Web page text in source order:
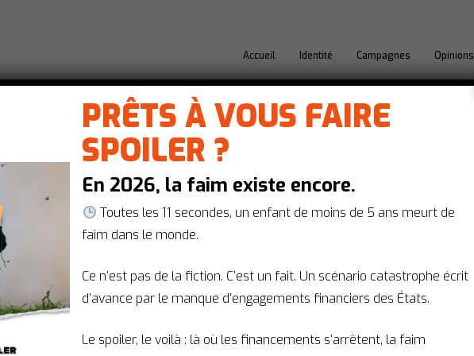
Accueil Identité Campagnes Opinions
GUINÉE
PRÊTS À VOUS FAIRE
SPOILER ?
En 2026, la faim existe encore.
Toutes les 11 secondes, un enfant de moins de 5 ans meurt de
faim dans le monde.
Ce n’est pas de la fiction. C’est un fait. Un scénario catastrophe écrit
d’avance par le manque d’engagements financiers des États.
Le spoiler, le voilà : là où les financements s’arrêtent, la faim